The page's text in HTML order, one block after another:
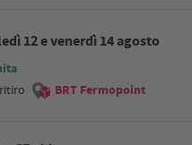
12 e venerdì 14 agosto
BRT Fermopoint